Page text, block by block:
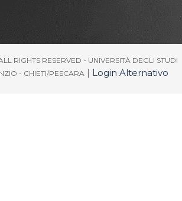
RIGHTS RESERVED - UNIVERSITÀ DEGLI STUDI
- CHIETI/PESCARA| Login Alternativo